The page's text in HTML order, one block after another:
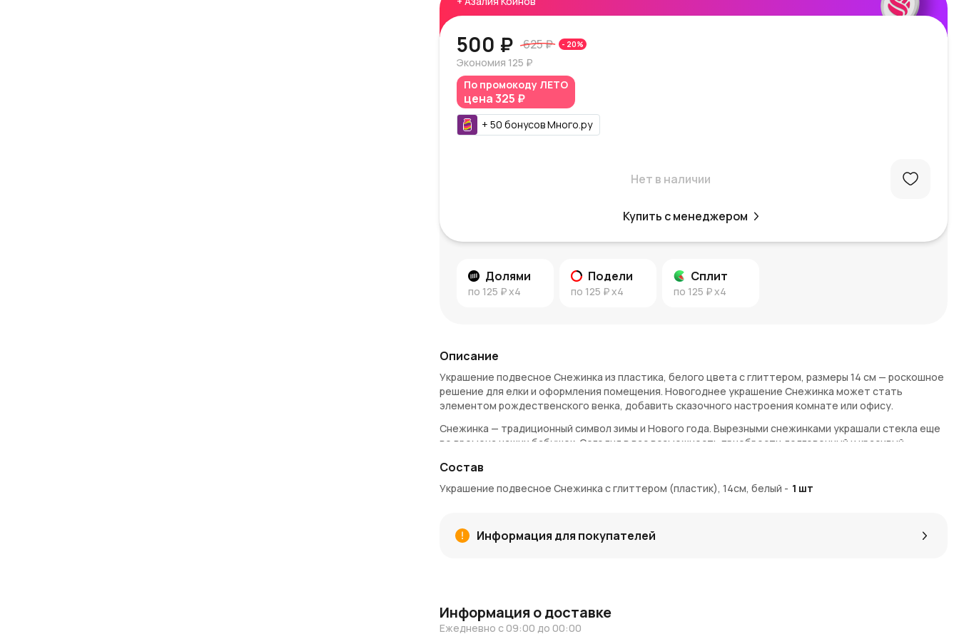
500 ₽ 625 ₽ - 20%
Экономия 125 ₽
По промокоду ЛЕТО
цена325 ₽
+ 50 бонусовМного.ру
Нет в наличии
Купить с менеджером
Долями
по 125 ₽x4
Подели
по 125 ₽x4
Сплит
по 125 ₽x4
Описание
Украшение подвесное Снежинка из пластика, белого цвета с глиттером, размеры 14 см — роскошное
решение для елки и оформления помещения. Новогоднее украшение Снежинка может стать
элементом рождественского венка, добавить сказочного настроения комнате или офису.
Снежинка — традиционный символ зимы и Нового года. Вырезными снежинками украшали стекла еще
во времена наших бабушек. Сегодня в вас возможность приобрести долговечный и красивый
Материалы и качество
безопасны для здоровья человека и отличаются длительным сроком службы.
потолку или лампам, что добавит глубины в оформление комнаты.
Еще один способ — использовать украшение Снежинка для оформления окон или входной двери.
Состав
Украшение подвесное Снежинка с глиттером (пластик), 14см, белый - 1 шт
Информация для покупателей
Информация о доставке
Ежедневно с 09:00 до 00:00